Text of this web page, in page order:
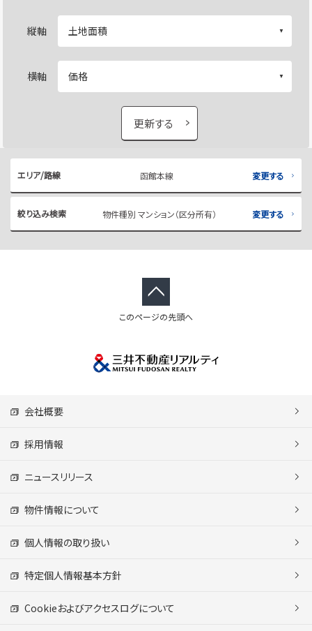
縦軸
横軸
更新する
エリア/路線 函館本線 変更する
絞り込み検索 物件種別 マンション（区分所有） 変更する
このページの先頭へ
会社概要
採用情報
ニュースリリース
物件情報について
個人情報の取り扱い
特定個人情報基本方針
Cookieおよびアクセスログについて